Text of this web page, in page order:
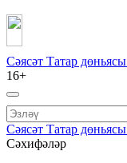
Сәясәт Татар дөньясы
16+
Сәясәт Татар дөньясы
Сәхифәләр